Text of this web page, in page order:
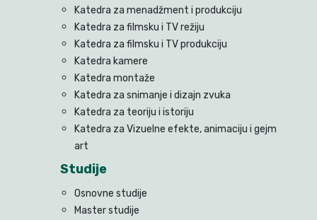
Katedra za menadžment i produkciju
Katedra za filmsku i TV režiju
Katedra za filmsku i TV produkciju
Katedra kamere
Katedra montaže
Katedra za snimanje i dizajn zvuka
Katedra za teoriju i istoriju
Katedra za Vizuelne efekte, animaciju i gejm
art
Studije
Osnovne studije
Master studije